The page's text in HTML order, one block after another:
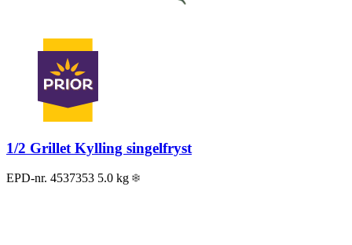
1/2 Grillet Kylling singelfryst
EPD-nr. 4537353 5.0 kg